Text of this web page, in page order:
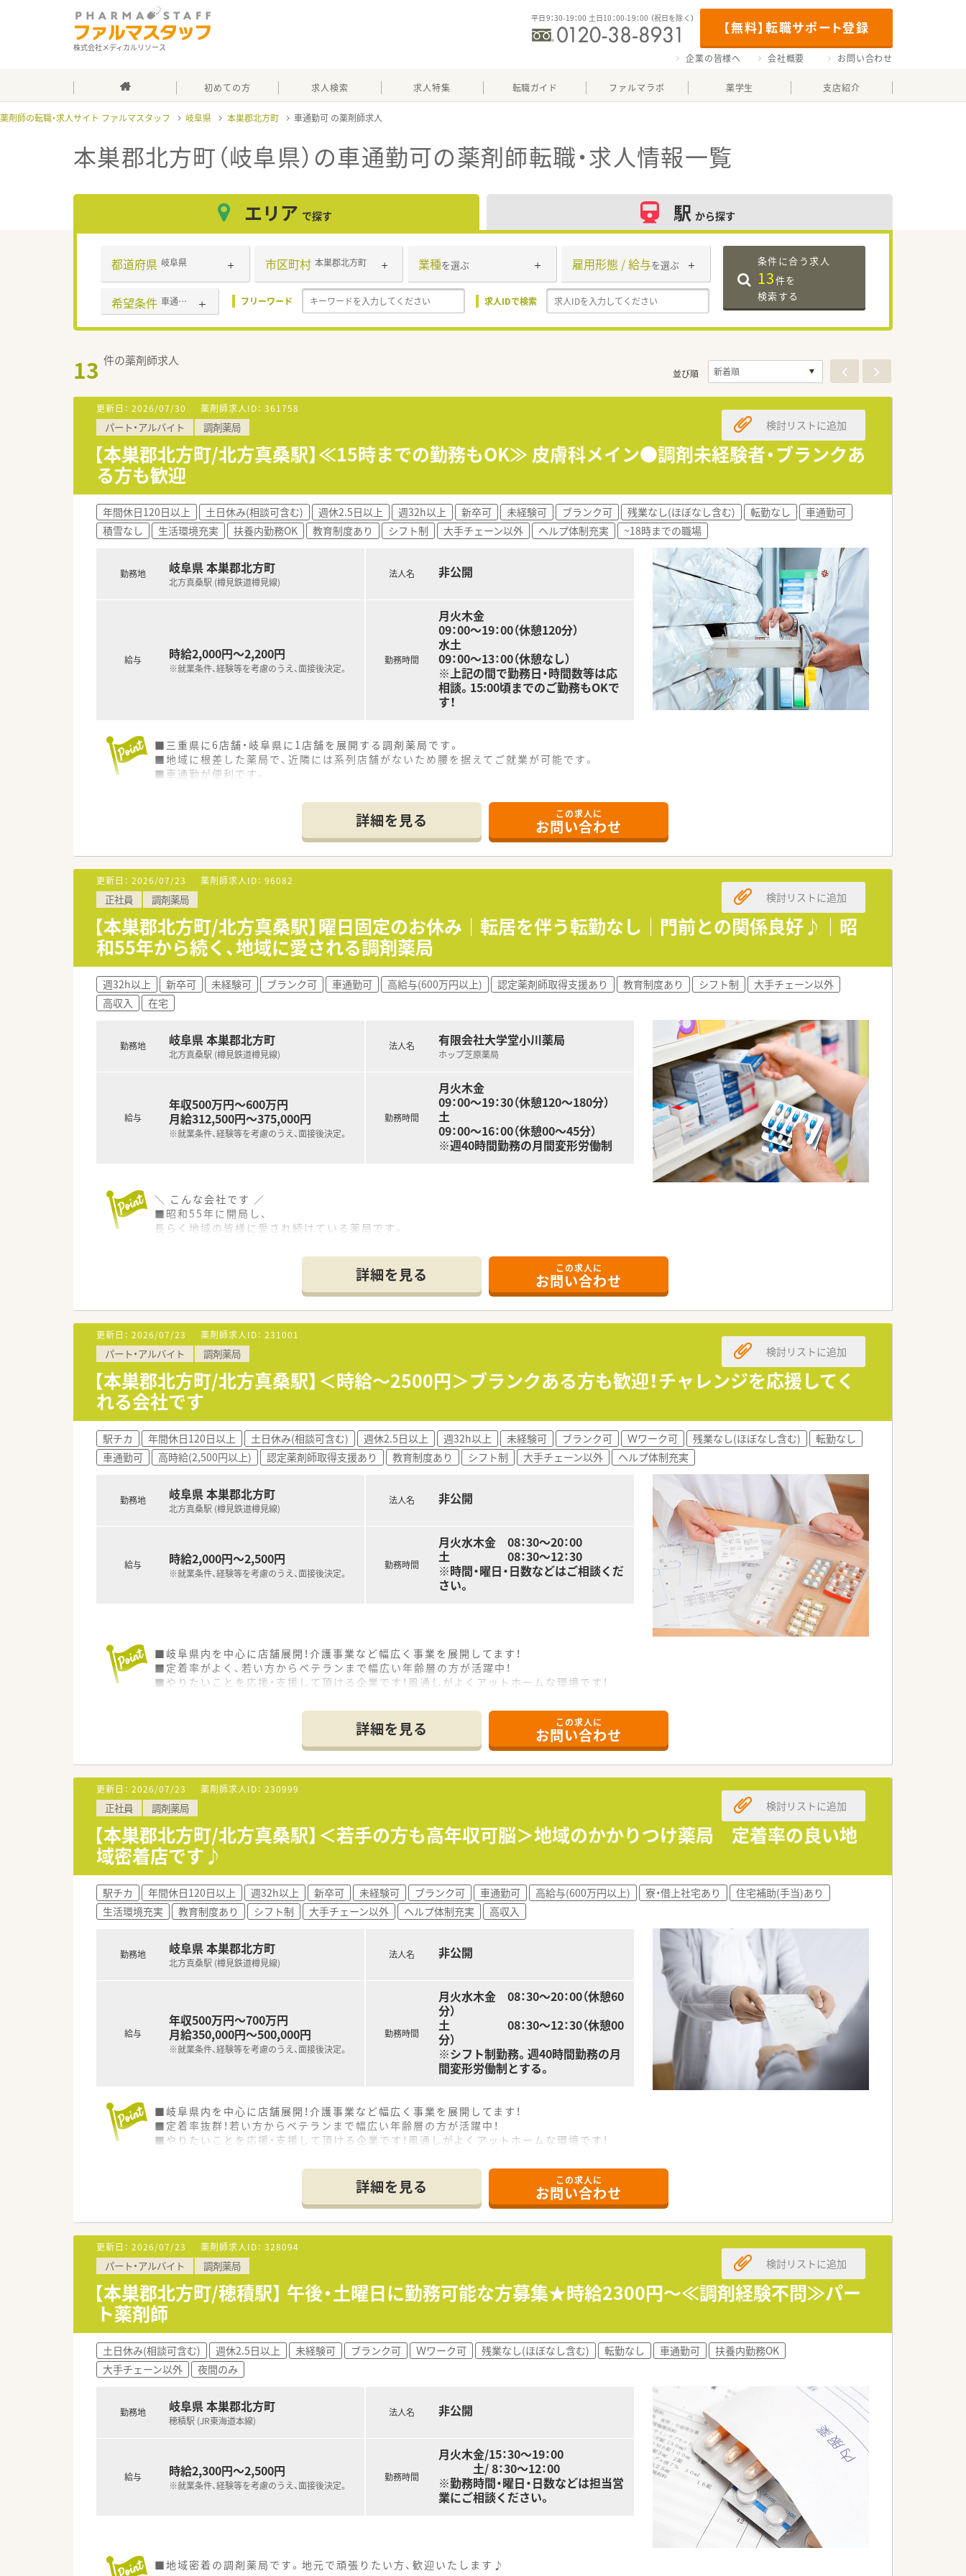
株式会社メディカルリソース
【無料】転職サポート登録
平日9：30-19：00 土日10：00-19：00 （祝日を除く）
企業の皆様へ 会社概要 お問い合わせ
初めての方 求人検索 求人特集 転職ガイド ファルマラボ 薬学生 支店紹介
薬剤師の転職・求人サイト ファルマスタッフ 岐阜県 本巣郡北方町 車通勤可
本巣郡北方町（岐阜県）の車通勤可の薬剤師転職・求人情報一覧
エリア で探す 駅 から探す
都道府県 岐阜県 市区町村 本巣郡北方町 業種を選ぶ 雇用形態 / 給与を選ぶ
希望条件 車通勤可 フリーワード 求人IDで検索
条件に合う求人
13件を
検索する
13 件の薬剤師求人
並び順
更新日： 2026/07/30 薬剤師求人ID： 361758
パート・アルバイト 調剤薬局
【本巣郡北方町/北方真桑駅】≪15時までの勤務もOK≫ 皮膚科メイン●調剤未経験者・ブランクあ
る方も歓迎
検討リストに追加
年間休日120日以上 土日休み(相談可含む) 週休2.5日以上 週32h以上 新卒可 未経験可 ブランク可 残業なし(ほぼなし含む) 転勤なし
車通勤可
積雪なし
生活環境充実 扶養内勤務OK 教育制度あり シフト制 大手チェーン以外 ヘルプ体制充実 ~18時までの職場
勤務地 岐阜県 本巣郡北方町
北方真桑駅 (樽見鉄道樽見線)
給与 時給2,000円～2,200円
※就業条件、経験等を考慮のうえ、面接後決定。
法人名 非公開
勤務時間
月火木金
09：00～19：00（休憩120分）
水土
09：00～13：00（休憩なし）
※上記の間で勤務日・時間数等は応
相談。15:00頃までのご勤務もOKで
す！
■三重県に6店舗・岐阜県に1店舗を展開する調剤薬局です。
■地域に根差した薬局で、近隣には系列店舗がないため腰を据えてご就業が可能です。
■車通勤が便利です。
詳細を見る この求人に
お問い合わせ
更新日： 2026/07/23 薬剤師求人ID： 96082
正社員 調剤薬局
【本巣郡北方町/北方真桑駅】曜日固定のお休み｜転居を伴う転勤なし｜門前との関係良好♪｜昭
和55年から続く、地域に愛される調剤薬局
検討リストに追加
週32h以上 新卒可 未経験可 ブランク可 車通勤可 高給与(600万円以上) 認定薬剤師取得支援あり 教育制度あり シフト制
大手チェーン以外
高収入
在宅
勤務地 岐阜県 本巣郡北方町
北方真桑駅 (樽見鉄道樽見線)
給与
年収500万円～600万円
月給312,500円～375,000円
※就業条件、経験等を考慮のうえ、面接後決定。
法人名 有限会社大学堂小川薬局
ホップ芝原薬局
勤務時間
月火木金
09：00～19：30（休憩120～180分）
土
09：00～16：00（休憩00～45分）
※週40時間勤務の月間変形労働制
＼ こんな会社です ／
■昭和55年に開局し、
長らく地域の皆様に愛され続けている薬局です。
ご希望により様々な店舗を経験することも可能です。
固定の店舗でのご勤務も可能ですので、ご希望お聞かせください！
■温和な社長のもと、スタッフ間の仲もよく、
あたたかい雰囲気の店舗を作っています。
■ご家庭の事情や背景（子育てや介護など）にも配慮しており、
勤務条件等、柔軟にご対応いただける会社です。
＼ 充実した研修内容 ／
■月に一度、メーカーさんによる研修を行っています。
MRの方が説明する薬剤と、その薬剤が使われる疾患について、病態と治療について学びます。
※コロナ禍の影響により、若干変動有
■ご希望の外部研修に対して、会社が研修費用を負担します。
詳細を見る この求人に
お問い合わせ
更新日： 2026/07/23 薬剤師求人ID： 231001
パート・アルバイト 調剤薬局
【本巣郡北方町/北方真桑駅】＜時給～2500円＞ブランクある方も歓迎！チャレンジを応援してく
れる会社です
検討リストに追加
駅チカ 年間休日120日以上 土日休み(相談可含む) 週休2.5日以上 週32h以上 未経験可 ブランク可 Ｗワーク可 残業なし(ほぼなし含む)
転勤なし
車通勤可
高時給(2,500円以上) 認定薬剤師取得支援あり 教育制度あり シフト制 大手チェーン以外 ヘルプ体制充実
勤務地 岐阜県 本巣郡北方町
北方真桑駅 (樽見鉄道樽見線)
給与 時給2,000円～2,500円
※就業条件、経験等を考慮のうえ、面接後決定。
法人名 非公開
勤務時間
月火水木金 08：30～20：00
土 08：30～12：30
※時間・曜日・日数などはご相談くだ
さい。
■岐阜県内を中心に店舗展開！介護事業など幅広く事業を展開してます！
■定着率がよく、若い方からベテランまで幅広い年齢層の方が活躍中！
■やりたいことを応援・支援して頂ける企業です！風通しがよくアットホームな環境です！
詳細を見る この求人に
お問い合わせ
更新日： 2026/07/23 薬剤師求人ID： 230999
正社員 調剤薬局
【本巣郡北方町/北方真桑駅】＜若手の方も高年収可脳＞地域のかかりつけ薬局 定着率の良い地
域密着店です♪
検討リストに追加
駅チカ 年間休日120日以上 週32h以上 新卒可 未経験可 ブランク可 車通勤可 高給与(600万円以上) 寮・借上社宅あり
住宅補助(手当)あり
生活環境充実
教育制度あり シフト制 大手チェーン以外 ヘルプ体制充実 高収入
勤務地 岐阜県 本巣郡北方町
北方真桑駅 (樽見鉄道樽見線)
給与
年収500万円～700万円
月給350,000円～500,000円
※就業条件、経験等を考慮のうえ、面接後決定。
法人名 非公開
勤務時間
月火水木金 08：30～20：00（休憩60
分）
土 08：30～12：30（休憩00
分）
※シフト制勤務。週40時間勤務の月
間変形労働制とする。
■岐阜県内を中心に店舗展開！介護事業など幅広く事業を展開してます！
■定着率抜群！若い方からベテランまで幅広い年齢層の方が活躍中！
■やりたいことを応援・支援して頂ける企業です！風通しがよくアットホームな環境です！
詳細を見る この求人に
お問い合わせ
更新日： 2026/07/23 薬剤師求人ID： 328094
パート・アルバイト 調剤薬局
【本巣郡北方町/穂積駅】 午後・土曜日に勤務可能な方募集★時給2300円～≪調剤経験不問≫パー
ト薬剤師
検討リストに追加
土日休み(相談可含む) 週休2.5日以上 未経験可 ブランク可 Ｗワーク可 残業なし(ほぼなし含む) 転勤なし 車通勤可
扶養内勤務OK
大手チェーン以外
夜間のみ
勤務地 岐阜県 本巣郡北方町
穂積駅 (JR東海道本線)
給与 時給2,300円～2,500円
※就業条件、経験等を考慮のうえ、面接後決定。
法人名 非公開
勤務時間
月火木金/15：30～19：00
土/ 8：30～12：00
※勤務時間・曜日・日数などは担当営
業にご相談ください。
■地域密着の調剤薬局です。地元で頑張りたい方、歓迎いたします♪